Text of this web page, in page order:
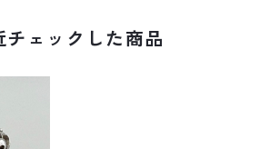
チェックした商品